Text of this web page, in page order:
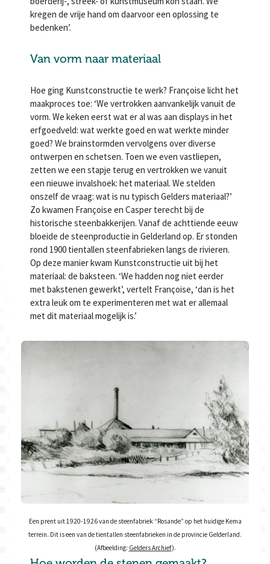
kregen de vrije hand om daarvoor een oplossing te
bedenken’.
Van vorm naar materiaal
Hoe ging Kunstconstructie te werk? Françoise licht het
maakproces toe: ‘We vertrokken aanvankelijk vanuit de
vorm. We keken eerst wat er al was aan displays in het
erfgoedveld: wat werkte goed en wat werkte minder
goed? We brainstormden vervolgens over diverse
ontwerpen en schetsen. Toen we even vastliepen,
zetten we een stapje terug en vertrokken we vanuit
een nieuwe invalshoek: het materiaal. We stelden
onszelf de vraag: wat is nu typisch Gelders materiaal?’
Zo kwamen Françoise en Casper terecht bij de
historische steenbakkerijen. Vanaf de achttiende eeuw
bloeide de steenproductie in Gelderland op. Er stonden
rond 1900 tientallen steenfabrieken langs de rivieren.
Op deze manier kwam Kunstconstructie uit bij het
materiaal: de baksteen. ‘We hadden nog niet eerder
met bakstenen gewerkt’, vertelt Françoise, ‘dan is het
extra leuk om te experimenteren met wat er allemaal
met dit materiaal mogelijk is.’
Een prent uit 1920-1926 van de steenfabriek “Rosande” op het huidige Kema
terrein. Dit is een van de tientallen steenfabrieken in de provincie Gelderland.
(Afbeelding: Gelders Archief).